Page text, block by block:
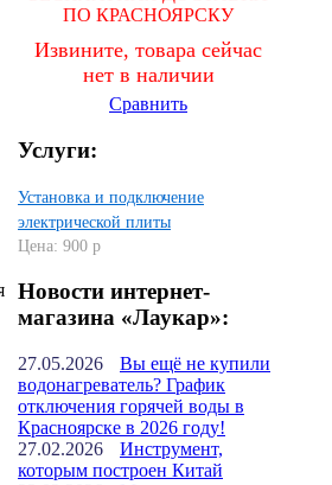
ПО КРАСНОЯРСКУ
Извините, товара сейчас
нет в наличии
Сравнить
Услуги:
Установка и подключение
электрической плиты
Цена: 900 р
Новости интернет-
магазина «Лаукар»:
27.05.2026
Вы ещё не купили
водонагреватель? График
отключения горячей воды в
Красноярске в 2026 году!
27.02.2026
Инструмент,
которым построен Китай